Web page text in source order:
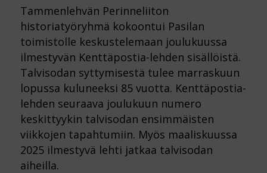
Tammenlehvän Perinneliiton
historiatyöryhmä kokoontui Pasilan
toimistolle keskustelemaan joulukuussa
ilmestyvän Kenttäpostia-lehden sisällöistä.
Talvisodan syttymisestä tulee marraskuun
lopussa kuluneeksi 85 vuotta. Kenttäpostia-
lehden seuraava joulukuun numero
keskittyykin talvisodan ensimmäisten
viikkojen tapahtumiin. Myös maaliskuussa
2025 ilmestyvä lehti jatkaa talvisodan
aiheilla.